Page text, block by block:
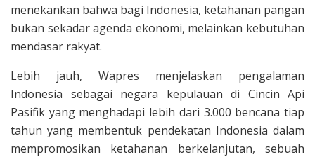
menekankan bahwa bagi Indonesia, ketahanan pangan
bukan sekadar agenda ekonomi, melainkan kebutuhan
mendasar rakyat.
Lebih jauh, Wapres menjelaskan pengalaman
Indonesia sebagai negara kepulauan di Cincin Api
Pasifik yang menghadapi lebih dari 3.000 bencana tiap
tahun yang membentuk pendekatan Indonesia dalam
mempromosikan ketahanan berkelanjutan, sebuah